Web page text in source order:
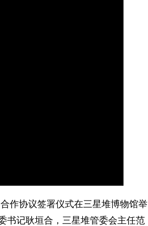
Picture
作协议签署仪式在三星堆博物馆举
书记耿垣合，三星堆管委会主任范